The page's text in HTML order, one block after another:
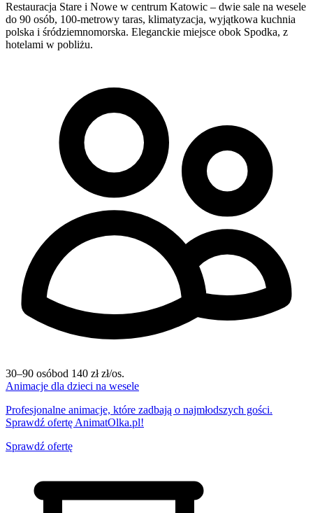
Restauracja Stare i Nowe w centrum Katowic – dwie sale na wesele
do 90 osób, 100-metrowy taras, klimatyzacja, wyjątkowa kuchnia
polska i śródziemnomorska. Eleganckie miejsce obok Spodka, z
hotelami w pobliżu.
30–90 osóbod 140 zł zł/os.
Animacje dla dzieci na wesele
Profesjonalne animacje, które zadbają o najmłodszych gości.
Sprawdź ofertę AnimatOlka.pl!
Sprawdź ofertę